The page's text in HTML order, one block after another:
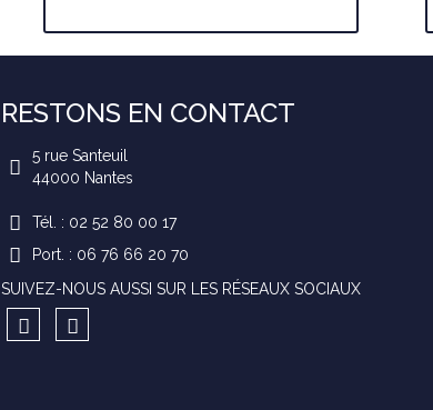
RESTONS EN CONTACT
5 rue Santeuil
44000 Nantes
Tél. : 02 52 80 00 17
Port. : 06 76 66 20 70
SUIVEZ-NOUS AUSSI SUR LES RÉSEAUX SOCIAUX